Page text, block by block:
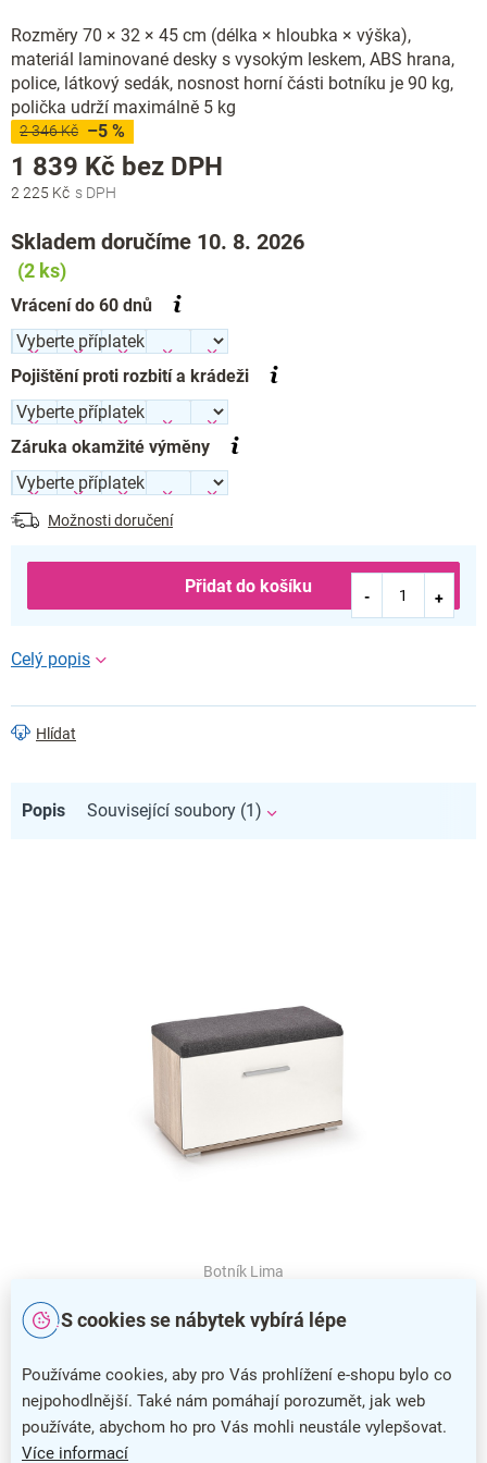
S cookies se nábytek vybírá lépe
Používáme cookies, aby pro Vás prohlížení e-shopu bylo co
nejpohodlnější. Také nám pomáhají porozumět, jak web
používáte, abychom ho pro Vás mohli neustále vylepšovat.
Více informací
Rozměry 70 × 32 × 45 cm (délka × hloubka × výška),
materiál laminované desky s vysokým leskem, ABS hrana,
police, látkový sedák, nosnost horní části botníku je 90 kg,
polička udrží maximálně 5 kg
2 346 Kč –5 %
2 225 Kč
1 839 Kč bez DPH
Skladem doručíme 10. 8. 2026
(2 ks)
Vrácení do 60 dnů
Pojištění proti rozbití a krádeži
Záruka okamžité výměny
Možnosti doručení
Přidat do košíku
Hlídat
Popis Související soubory (1)
Botník Lima
Botník Lima
vás získá svým decentním designovým provedením. Tento
botník se skvěle vyjímá vpředsíniči vstupní chodbě.
Konstrukce je vyrobená z dřevotřískových laminovaných